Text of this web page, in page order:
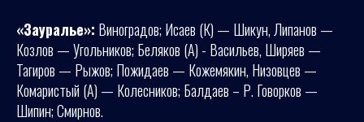
«Зауралье»: Виноградов; Исаев (К) — Шикун, Липанов —
Козлов — Угольников; Беляков (А) - Васильев, Ширяев —
Тагиров — Рыжов; Пожидаев — Кожемякин, Низовцев —
Комаристый (А) — Колесников; Балдаев – Р. Говорков —
Шипин; Смирнов.